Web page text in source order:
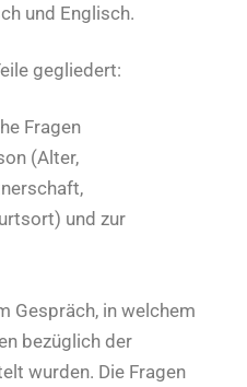
und Englisch.
gegliedert:
Fragen
(Alter,
und zur
Gespräch, in welchem
bezüglich der
wurden. Die Fragen